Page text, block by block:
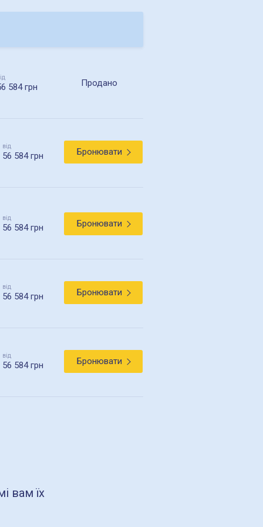
584 грн Продано
від
56 584 грн Бронювати
від
56 584 грн Бронювати
від
56 584 грн Бронювати
від
56 584 грн Бронювати
вам їх